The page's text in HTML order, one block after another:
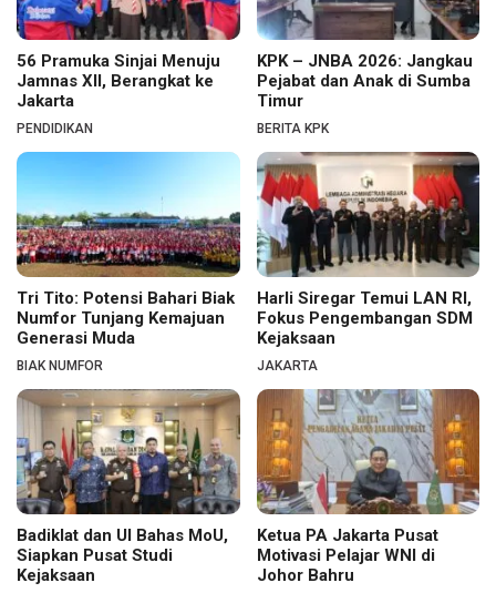
56 Pramuka Sinjai Menuju
Jamnas XII, Berangkat ke
Jakarta
PENDIDIKAN
KPK – JNBA 2026: Jangkau
Pejabat dan Anak di Sumba
Timur
BERITA KPK
Tri Tito: Potensi Bahari Biak
Numfor Tunjang Kemajuan
Generasi Muda
BIAK NUMFOR
Harli Siregar Temui LAN RI,
Fokus Pengembangan SDM
Kejaksaan
JAKARTA
Badiklat dan UI Bahas MoU,
Siapkan Pusat Studi
Kejaksaan
Ketua PA Jakarta Pusat
Motivasi Pelajar WNI di
Johor Bahru